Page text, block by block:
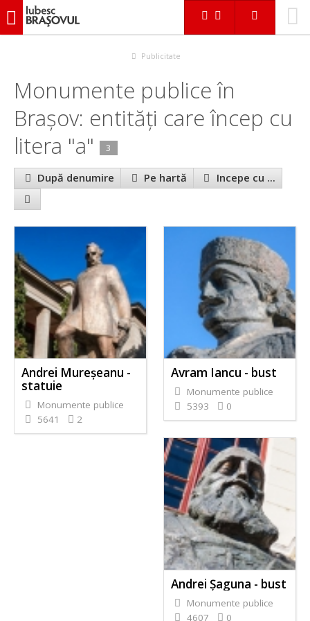
iubescbraşovul.ro
Publicitate
Monumente publice în
Brașov: entităţi care încep cu
litera "a" 3
După denumire Pe hartă Incepe cu ...
Andrei Mureşeanu -
statuie
Monumente publice
5641
2
Avram Iancu - bust
Monumente publice
5393
0
Andrei Şaguna - bust
Monumente publice
4607
0